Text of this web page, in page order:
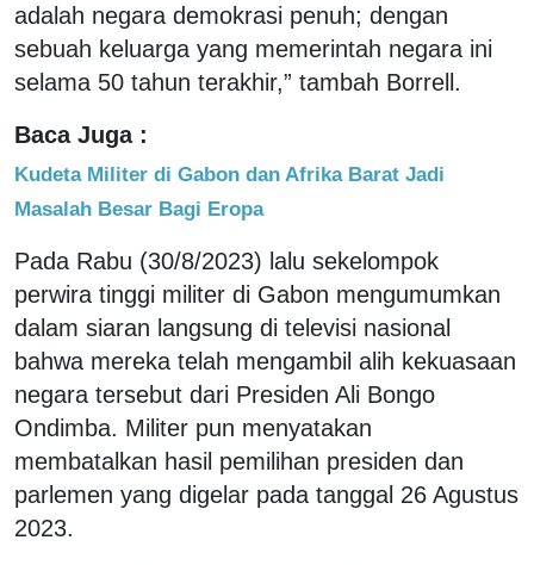
adalah negara demokrasi penuh; dengan
sebuah keluarga yang memerintah negara ini
selama 50 tahun terakhir,” tambah Borrell.
Baca Juga :
Kudeta Militer di Gabon dan Afrika Barat Jadi
Masalah Besar Bagi Eropa
Pada Rabu (30/8/2023) lalu sekelompok
perwira tinggi militer di Gabon mengumumkan
dalam siaran langsung di televisi nasional
bahwa mereka telah mengambil alih kekuasaan
negara tersebut dari Presiden Ali Bongo
Ondimba. Militer pun menyatakan
membatalkan hasil pemilihan presiden dan
parlemen yang digelar pada tanggal 26 Agustus
2023.